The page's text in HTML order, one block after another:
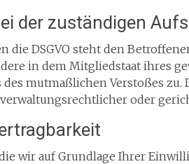
der zuständigen
die DSGVO steht den
in dem Mitgliedstaat ihres
mutmaßlichen Verstoßes zu.
oder
die wir auf Grundlage Ihrer